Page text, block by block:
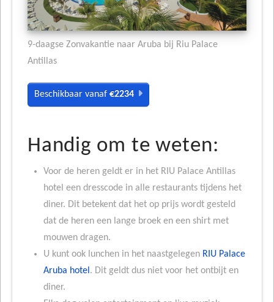
9-daagse Zonvakantie naar Aruba bij Riu Palace
Antillas
Beschikbaar vanaf €2234
Handig om te weten:
Voor de heren geldt er in het RIU Palace Antillas
hotel een dresscode in alle restaurants tijdens het
diner. Dit betekent dat het op prijs wordt gesteld
dat de heren een lange broek en een shirt met
mouwen dragen.
U kunt ook lunchen in het naastgelegen RIU Palace
Aruba hotel . Dit geldt dus niet voor het ontbijt en
diner.